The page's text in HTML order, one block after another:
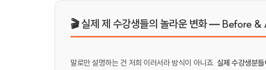
🎬 실제 제 수강생들의 놀라운 변화 — Before
말로만 설명하는 건 저희 이러서라 방식이 아니죠. 실제 수강생분